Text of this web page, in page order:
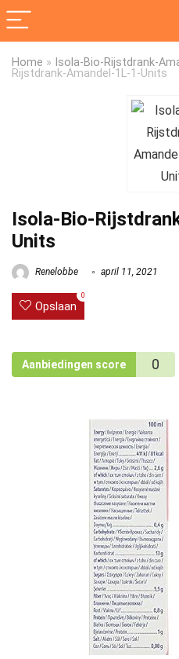
Home » Isola-Bio-Rijstdrank-
Rijstdrank-Amandel-1L-1-Units
Isola-Bio-
Units
Renelobbe april 11, 2021
Opslaan
0
Aanbiedingen score 0